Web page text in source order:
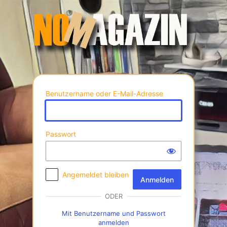
Anmelden
Benutzername oder E-Mail-Adresse
Passwort
Angemeldet bleiben
ODER
Mit Benutzername und Passwort
anmelden